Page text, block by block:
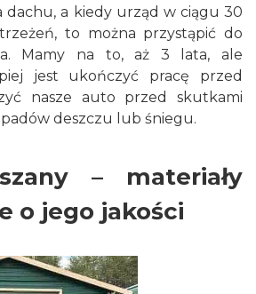
dachu, a kiedy urząd w ciągu 30
to można przystąpić do
Mamy na to, aż 3 lata, ale
jest ukończyć pracę przed
nasze auto przed skutkami
deszczu lub śniegu.
– materiały
o jego jakości